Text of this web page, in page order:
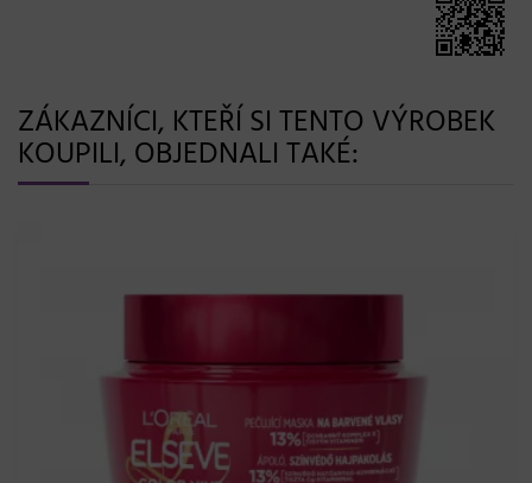
ZÁKAZNÍCI, KTEŘÍ SI TENTO VÝROBEK
KOUPILI, OBJEDNALI TAKÉ: